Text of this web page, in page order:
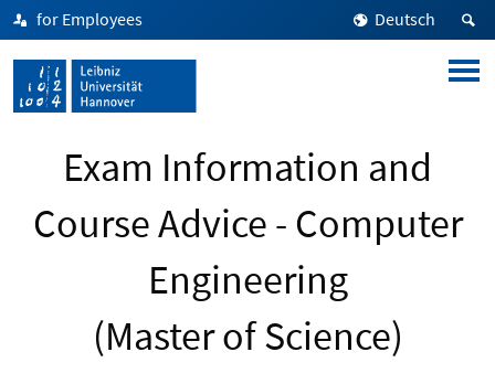
for Employees Deutsch
Exam Information and
Course Advice - Computer
Engineering
(Master of Science)